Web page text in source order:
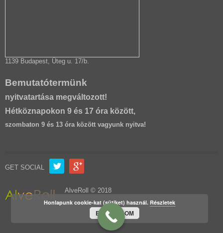
1139 Budapest, Üteg u. 17/b.
Bemutatótermünk
nyitvatartása megváltozott!
Hétköznapokon 9 és 17 óra között,
szombaton 9 és 13 óra között vagyunk nyitva!
GET SOCIAL
AlveRoll © 2018
Honlapunk cookie-kat (sütiket) használ. Részletek
ELFOGADOM